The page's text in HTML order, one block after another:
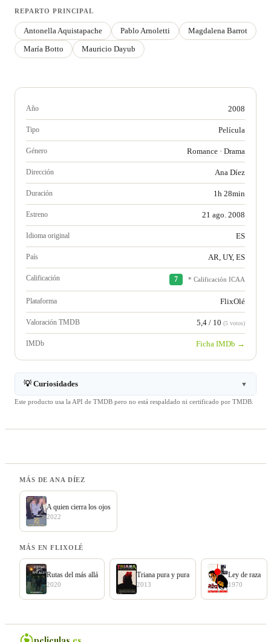
REPARTO PRINCIPAL
Antonella Aquistapache Pablo Arnoletti
Magdalena Barrot
María Botto
Mauricio Dayub
Año 2008
Tipo Película
Género Romance · Drama
Dirección Ana Díez
Duración 1h 28min
Estreno 21 ago. 2008
Idioma original ES
País AR, UY, ES
Calificación 7 * Calificación ICAA
Plataforma FlixOlé
Valoración TMDB 5,4 / 10 (5 votos)
IMDb Ficha IMDb →
💡 Curiosidades ▼
Este producto usa la API de TMDB pero no está respaldado ni certificado por TMDB.
MÁS DE ANA DÍEZ
A quien cierra los ojos
2022
MÁS EN FLIXOLÉ
Rutas del más allá
2020
Triana pura y pura
2013
Ley de raza
1970